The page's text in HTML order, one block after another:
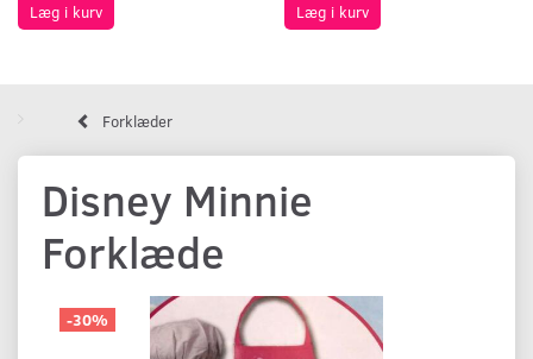
Læg i kurv Læg i kurv
Forklæder
Disney Minnie
Forklæde
-30%